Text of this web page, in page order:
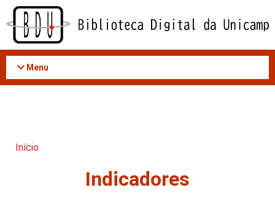
Acessar
conteúdo
Menu
Início
Indicadores